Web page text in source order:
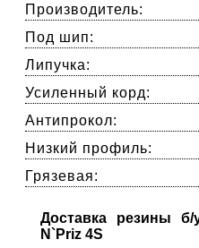
Производитель:
Под шип:
Липучка:
Усиленный корд:
Антипрокол:
Низкий профиль:
Грязевая:
Доставка резины
N`Priz 4S